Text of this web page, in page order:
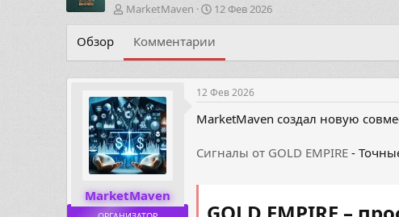
А
т
е
м
ы
MarketMaven
Д
а
т
а
ч
л
12 Фев 2026
Обзор Комментарии
MarketMaven
12 Фев 2026
MarketMaven создал новую
Сигналы от GOLD EMPIRE -